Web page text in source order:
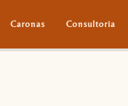
Caronas Consultoria